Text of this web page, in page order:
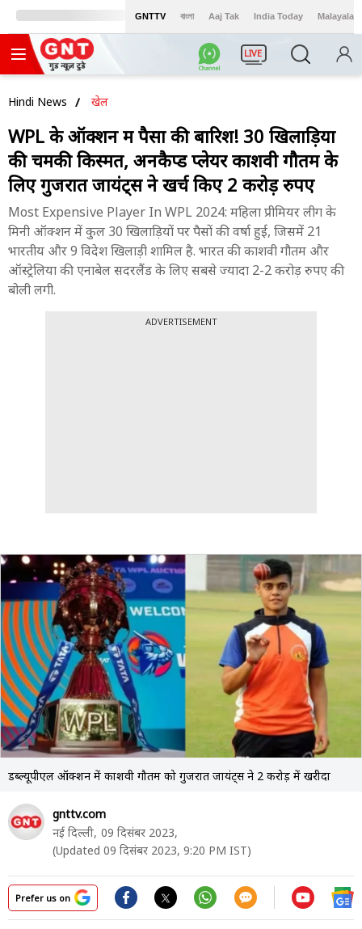
GNTTV বাংলা Aaj Tak India Today Malayalam
LIVE
Hindi News खेल
WPL के ऑक्शन में पैसों की बारिश! 30 खिलाड़ियों
की चमकी किस्मत, अनकैप्ड प्लेयर काशवी गौतम के
लिए गुजरात जायंट्स ने खर्च किए 2 करोड़ रुपए
Most Expensive Player In WPL 2024: महिला प्रीमियर लीग के
मिनी ऑक्शन में कुल 30 खिलाड़ियों पर पैसों की वर्षा हुई, जिसमें 21
भारतीय और 9 विदेश खिलाड़ी शामिल है. भारत की काशवी गौतम और
ऑस्ट्रेलिया की एनाबेल सदरलैंड के लिए सबसे ज्यादा 2-2 करोड़ रुपए की
बोली लगी.
ADVERTISEMENT
डब्ल्यूपीएल ऑक्शन में काशवी गौतम को गुजरात जायंट्स ने 2 करोड़ में खरीदा
gnttv.com
नई दिल्ली, 09 दिसंबर 2023,
(Updated 09 दिसंबर 2023, 9:20 PM IST)
Prefer us on